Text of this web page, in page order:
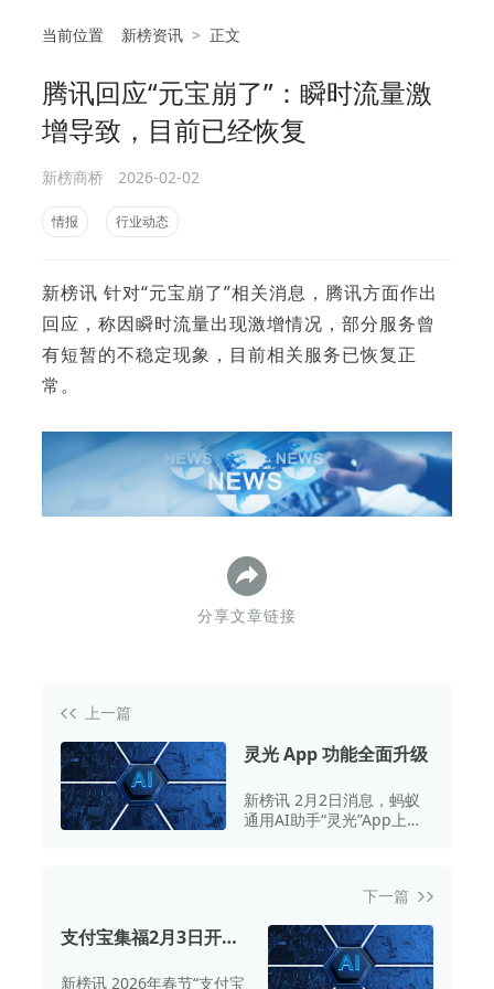
当前位置 新榜资讯 > 正文
腾讯回应“元宝崩了”：瞬时流量激
增导致，目前已经恢复
新榜商桥 2026-02-02
情报 行业动态
新榜讯 针对“元宝崩了”相关消息，腾讯方面作出
回应，称因瞬时流量出现激增情况，部分服务曾
有短暂的不稳定现象，目前相关服务已恢复正
常。
分享文章链接
上一篇
灵光 App 功能全面升级
新榜讯 2月2日消息，蚂蚁
通用AI助手“灵光”App上
下一篇
支付宝集福2月3日开
新榜讯 2026年春节“支付宝